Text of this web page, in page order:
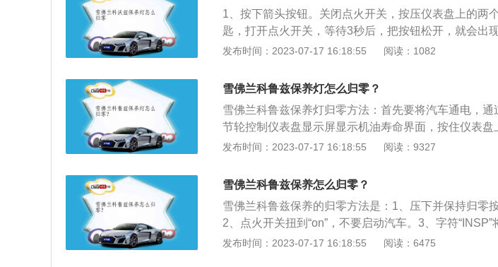
1、按下箭头按钮。关闭点火开关，按压仪表盘上的两
匙，打开点火开关，等待3秒后，把按钮松开，就会出
按下SET0.0按钮，保持3秒以上，按下确定键，再按下
ENU键，就会进入车辆信息菜单，再转动右方的调节旋
按住拨杆右侧的SET/CLR键，保养灯就会归零。每次
养灯，确保汽车可以准确计算出下次保养时间，及时
让保养灯复位，也可在4s店完成保养后让维修师傅使
期保养汽车，可以保证汽车的安全性、经济性和可靠性
较恶劣，驾驶员应该在保养灯亮起前，提前对车辆进行
发布时间：2023-07-17 16:18:55 阅读：1082
雪佛兰科鲁兹保养灯怎么归零？
雪佛兰科鲁兹保养灯归零方法：首先要将汽车通电，通
节轮控制仪表盘显示屏显示机油寿命界面，按住仪表
几秒钟左右，这时汽车上的保养灯就会归零。雪佛兰科
07mm、高1460mm，轴距为2700mm。雪佛兰科鲁兹
机，最大功率分别为114马力和150马力。
发布时间：2023-07-17 16:18:55 阅读：9327
雪佛兰科鲁兹保养怎么归零？
雪佛兰科鲁兹保养的归零方法是：1、压下并保持归零按
2、点火开关扭到“on”，不要启动汽车。3、字符“INSP”
继续保持压下归零按键“A”。5、释放归零按键“A”，松
发布时间：2023-07-17 16:18:55 阅读：6475